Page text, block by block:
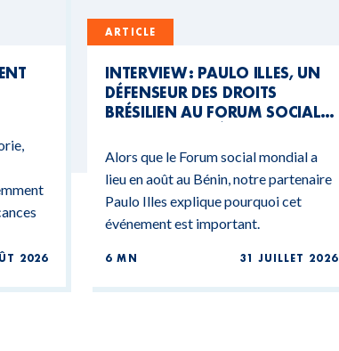
2026
ARTICLE
INTERVIEW : PAULO ILLES, UN
DÉFENSEUR DES DROITS
BRÉSILIEN AU FORUM SOCIAL
Alors que le Forum social mondial a
lieu en août au Bénin, notre partenaire
Paulo Illes explique pourquoi cet
événement est important.
6 MN 31 JUILLET 2026